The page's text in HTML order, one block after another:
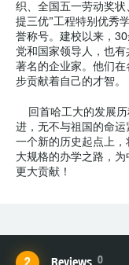
织、全国五一劳动奖
提三优”工程特别优秀
誉称号。建校以来，
党和国家领导人，也
著名的企业家。他们
步贡献着自己的才智。
回首哈工大的发展历
进，无不与祖国的命
一个新的历史起点上
大规格的办学之路，
更大贡献！
0